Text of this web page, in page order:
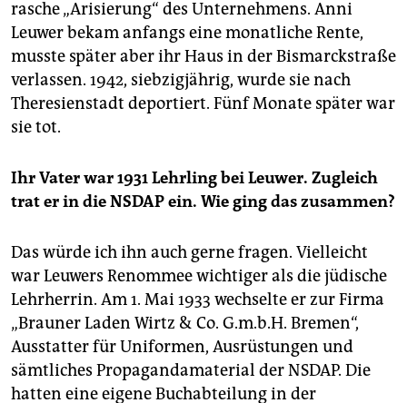
rasche „Arisierung“ des Unternehmens. Anni
Leuwer bekam anfangs eine monatliche Rente,
musste später aber ihr Haus in der Bismarckstraße
verlassen. 1942, siebzigjährig, wurde sie nach
Theresienstadt deportiert. Fünf Monate später war
sie tot.
Ihr Vater war 1931 Lehrling bei Leuwer. Zugleich
trat er in die NSDAP ein. Wie ging das zusammen?
Das würde ich ihn auch gerne fragen. Vielleicht
war Leuwers Renommee wichtiger als die jüdische
Lehrherrin. Am 1. Mai 1933 wechselte er zur Firma
„Brauner Laden Wirtz & Co. G.m.b.H. Bremen“,
Ausstatter für Uniformen, Ausrüstungen und
sämtliches Propagandamaterial der NSDAP. Die
hatten eine eigene Buchabteilung in der